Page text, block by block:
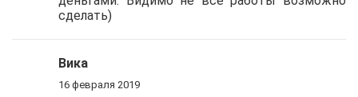
сделать)
Вика
16 февраля 2019